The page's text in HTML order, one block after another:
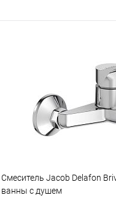
Смеситель Jacob Delafon
ванны с душем